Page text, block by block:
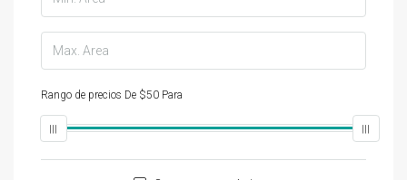
Rango de precios De $50 Para